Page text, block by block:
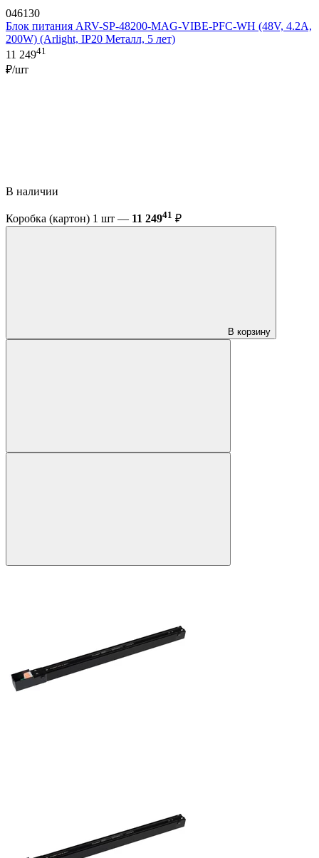
046130
Блок питания ARV-SP-48200-MAG-VIBE-PFC-WH (48V, 4.2A,
200W) (Arlight, IP20 Металл, 5 лет)
11 24941
₽/шт
В наличии
Коробка (картон) 1 шт — 11 24941 ₽
В корзину